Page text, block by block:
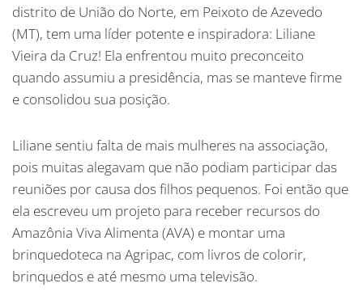
distrito de União do Norte, em Peixoto de Azevedo
(MT), tem uma líder potente e inspiradora: Liliane
Vieira da Cruz! Ela enfrentou muito preconceito
quando assumiu a presidência, mas se manteve firme
e consolidou sua posição.
Liliane sentiu falta de mais mulheres na associação,
pois muitas alegavam que não podiam participar das
reuniões por causa dos filhos pequenos. Foi então que
ela escreveu um projeto para receber recursos do
Amazônia Viva Alimenta (AVA) e montar uma
brinquedoteca na Agripac, com livros de colorir,
brinquedos e até mesmo uma televisão.